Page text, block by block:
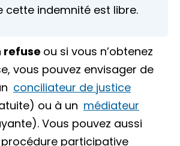
cette indemnité est libre.
refuse ou si vous n’obtenez
vous pouvez envisager de
conciliateur de justice
ou à un médiateur
Vous pouvez aussi
procédure participative